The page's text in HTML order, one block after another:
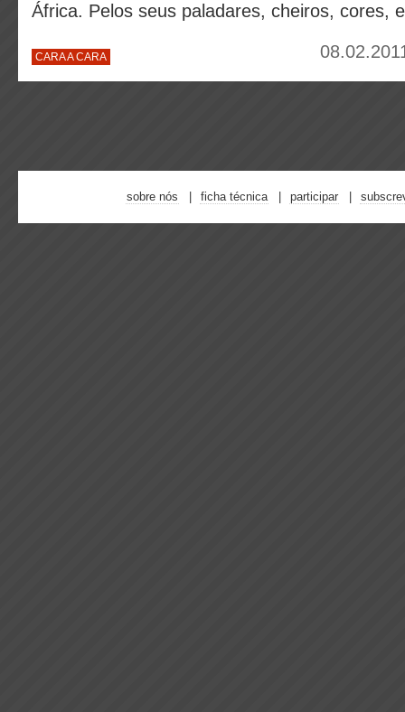
África. Pelos seus paladares, cheiros, cores,
CARA A CARA
sobre nós ficha técnica participar